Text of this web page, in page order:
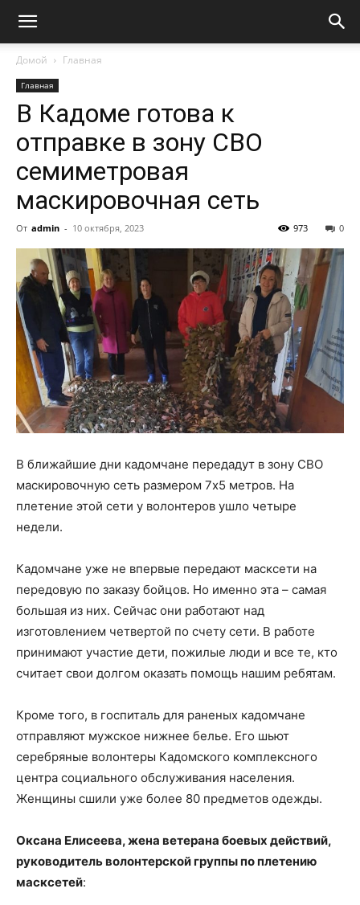
Домой Главная
Главная
В Кадоме готова к
отправке в зону СВО
семиметровая
маскировочная сеть
От admin - 10 октября, 2023 0
973
В ближайшие дни кадомчане передадут в зону СВО
маскировочную сеть размером 7х5 метров. На
плетение этой сети у волонтеров ушло четыре
недели.
Кадомчане уже не впервые передают масксети на
передовую по заказу бойцов. Но именно эта – самая
большая из них. Сейчас они работают над
изготовлением четвертой по счету сети. В работе
принимают участие дети, пожилые люди и все те, кто
считает свои долгом оказать помощь нашим ребятам.
Кроме того, в госпиталь для раненых кадомчане
отправляют мужское нижнее белье. Его шьют
серебряные волонтеры Кадомского комплексного
центра социального обслуживания населения.
Женщины сшили уже более 80 предметов одежды.
Оксана Елисеева, жена ветерана боевых действий,
руководитель волонтерской группы по плетению
масксетей: